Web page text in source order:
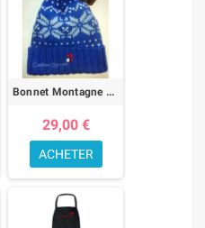
Bonnet Montagne Bleu/motif
29,00 €
ACHETER